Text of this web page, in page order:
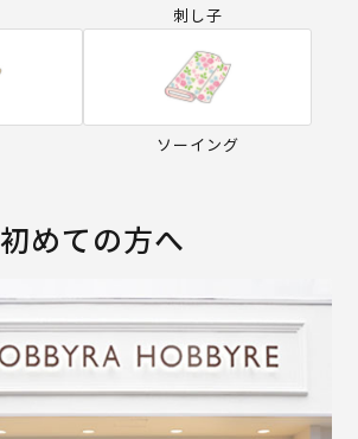
刺し子
ソーイング
初めての方へ